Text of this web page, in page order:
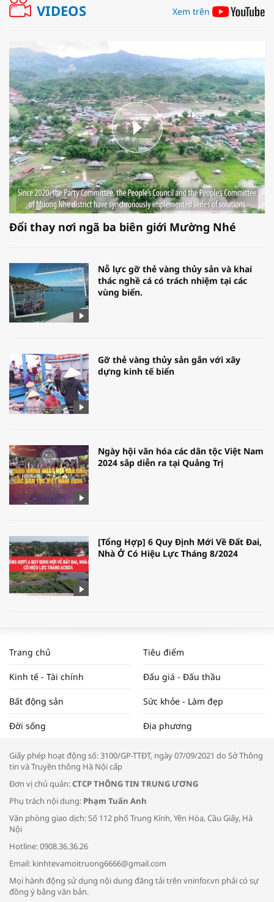
VIDEOS Xem trên
Đổi thay nơi ngã ba biên giới Mường Nhé
Nỗ lực gỡ thẻ vàng thủy sản và khai
thác nghề cá có trách nhiệm tại các
vùng biển.
Gỡ thẻ vàng thủy sản gắn với xây
dựng kinh tế biển
Ngày hội văn hóa các dân tộc Việt Nam
2024 sắp diễn ra tại Quảng Trị
[Tổng Hợp] 6 Quy Định Mới Về Đất Đai,
Nhà Ở Có Hiệu Lực Tháng 8/2024
NAM NĂM 2024 VÀ NĂM 2025 | NHỊP
ĐẬP THỊ TRƯỜNG #62
Tọa đàm “Xúc tiến thương mại: Khơi
Bác sĩ tư vấn cách phòng tránh bệnh
đường hô hấp trong thời tiết giao mùa
Trang chủ Tiêu điểm
Kinh tế - Tài chính Đấu giá - Đấu thầu
Bất động sản Sức khỏe - Làm đẹp
Đời sống Địa phương
Giấy phép hoạt động số: 3100/GP-TTĐT, ngày 07/09/2021 do Sở Thông
tin và Truyền thông Hà Nội cấp
Đơn vị chủ quản:CTCP THÔNG TIN TRUNG ƯƠNG
Phụ trách nội dung: Phạm Tuấn Anh
Văn phòng giao dịch: Số 112 phố Trung Kính, Yên Hòa, Cầu Giấy, Hà
Nội
Hotline: 0908.36.36.26
Email: kinhtevamoitruong6666@gmail.com
Mọi hành động sử dụng nội dung đăng tải trên vninfor.vn phải có sự
đồng ý bằng văn bản.